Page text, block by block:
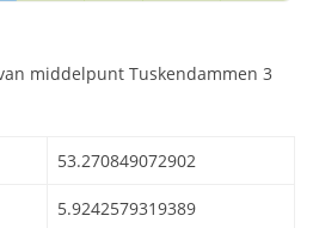
middelpunt Tuskendammen 3
53.270849072902
5.9242579319389